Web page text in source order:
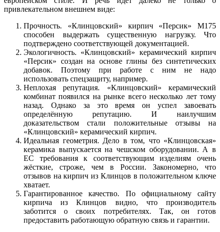
привлекательном внешнем виде:
Прочность. «Клинцовский» кирпич «Персик» М175
способен выдержать существенную нагрузку. Что
подтверждено соответствующей документацией.
Экологичность. «Клинцовский» керамический кирпич
«Персик» создан на основе глины без синтетических
добавок. Поэтому при работе с ним не надо
использовать спецзащиту, например.
Неплохая репутация. «Клинцовский» керамический
комбинат появился на рынке всего несколько лет тому
назад. Однако за это время он успел завоевать
определённую репутацию. И наилучшим
доказательством стали положительные отзывы на
«Клинцовский» керамический кирпич.
Идеальная геометрия. Дело в том, что «Клинцовская»
керамика выпускается на чешском оборудовании. А в
ЕС требования к соответствующим изделиям очень
жёсткие, строже, чем в России. Закономерно, что
отзывов на кирпич из Клинцов в положительном ключе
хватает.
Гарантированное качество. По официальному сайту
кирпича из Клинцов видно, что производитель
заботится о своих потребителях. Так, он готов
предоставить работающую обратную связь и гарантии.